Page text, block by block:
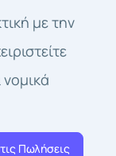
με την
Πωλήσεις